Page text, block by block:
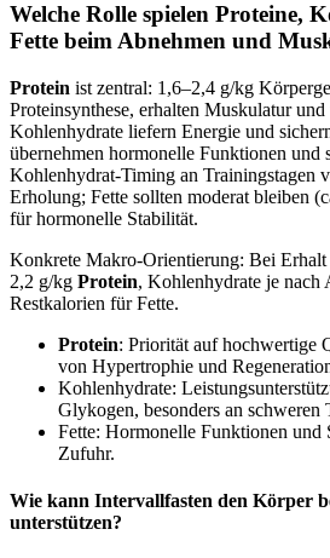
Welche Rolle spielen Proteine,
Fette beim Abnehmen und
Protein ist zentral: 1,6–2,4 g/kg
Proteinsynthese, erhalten Muskulatur
Kohlenhydrate liefern Energie und
übernehmen hormonelle Funktionen und
Kohlenhydrat‑Timing an Trainingstagen
Erholung; Fette sollten moderat bleiben
für hormonelle Stabilität.
Konkrete Makro‑Orientierung: Bei
2,2 g/kg Protein, Kohlenhydrate je nach
Restkalorien für Fette.
Protein: Priorität auf hochwertige
von Hypertrophie und
Kohlenhydrate:
Glykogen, besonders an schweren
Fette: Hormonelle Funktionen und
Zufuhr.
Wie kann Intervallfasten den Körper
unterstützen?